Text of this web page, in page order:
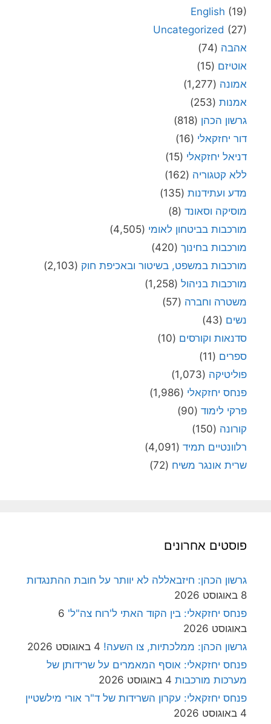
English (19)
Uncategorized (27)
אהבה (74)
אוטיזם (15)
אמונה (1,277)
אמנות (253)
גרשון הכהן (818)
דור יחזקאלי (16)
דניאל יחזקאלי (15)
ללא קטגוריה (162)
מדע ועתידנות (135)
מוסיקה וסאונד (8)
מורכבות בביטחון לאומי (4,505)
מורכבות בחינוך (420)
מורכבות במשפט, בשיטור ובאכיפת חוק (2,103)
מורכבות בניהול (1,258)
משטרה וחברה (57)
נשים (43)
סדנאות וקורסים (10)
ספרים (11)
פוליטיקה (1,073)
פנחס יחזקאלי (1,986)
פרקי לימוד (90)
קורונה (150)
רלוונטיים תמיד (4,091)
שרית אונגר משיח (72)
פוסטים אחרונים
גרשון הכהן: חיזבאללה לא יוותר על חובת ההתנגדות
8 באוגוסט 2026
פנחס יחזקאלי: בין הקוד האתי ל'רוח צה"ל' 6
באוגוסט 2026
גרשון הכהן: ממלכתיות, צו השעה! 4 באוגוסט 2026
פנחס יחזקאלי: אוסף המאמרים על שרידותן של
מערכות מורכבות 4 באוגוסט 2026
פנחס יחזקאלי: עקרון השרידות של ד"ר אורי מילשטיין
4 באוגוסט 2026